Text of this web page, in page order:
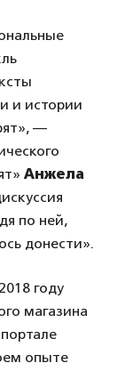
и истории
—
Анжела
по ней,
донести».
году
магазина
опыте